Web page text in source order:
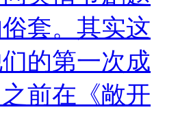
套。其实这
的第一次成
前在《敞开